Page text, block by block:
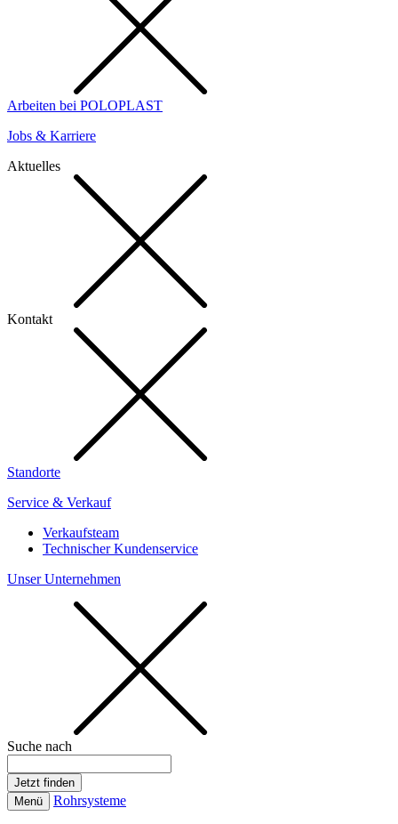
Arbeiten bei POLOPLAST
Jobs & Karriere
Aktuelles
Kontakt
Standorte
Service & Verkauf
Verkaufsteam
Technischer Kundenservice
Unser Unternehmen
Suche nach
Menü Rohrsysteme